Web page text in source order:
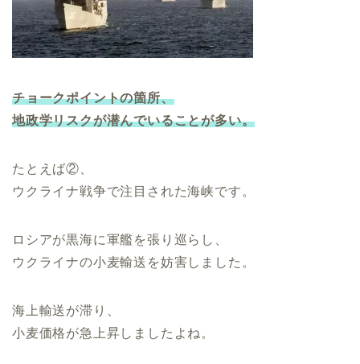
チョークポイントの箇所、
地政学リスクが潜んでいることが多い。
たとえば②、
ウクライナ戦争で注目された海峡です。
ロシアが黒海に軍艦を張り巡らし、
ウクライナの小麦輸送を妨害しました。
海上輸送が滞り、
小麦価格が急上昇しましたよね。